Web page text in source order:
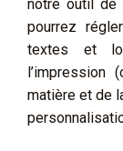
notre outil de
pourrez
textes et
l’impression
matière et de